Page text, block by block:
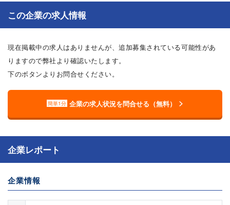
企業レポート
企業情報
この企業の求人情報
現在掲載中の求人はありませんが、追加募集されている可能性があ
りますので弊社より確認いたします。
下のボタンよりお問合せください。
簡単1分 企業の求人状況を問合せる（無料）